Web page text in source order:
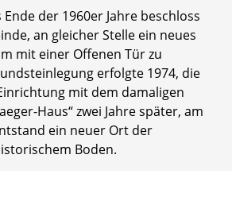
der 1960er Jahre beschloss
an gleicher Stelle ein neues
mit einer Offenen Tür zu
erfolgte 1974, die
mit dem damaligen
Haus“ zwei Jahre später, am
ein neuer Ort der
Boden.